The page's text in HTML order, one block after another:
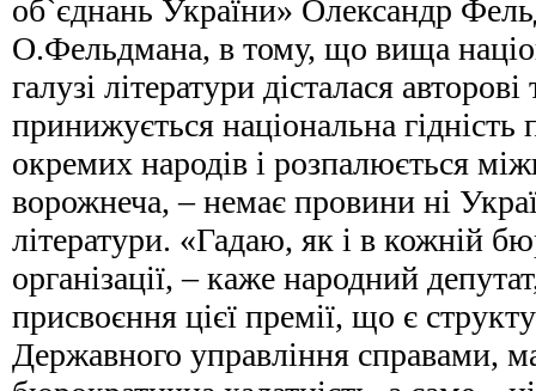
об`єднань України» Олександр
О.Фельдмана, в тому, що вища
галузі літератури дісталася
принижується національна гідність
окремих народів і розпалюється
ворожнеча, – немає провини ні
літератури. «Гадаю, як і в кожній
організації, – каже народний
присвоєння цієї премії, що є
Державного управління справами,